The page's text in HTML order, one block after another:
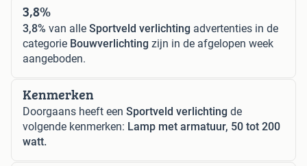
3,8%
3,8% van alle Sportveld verlichting advertenties in de
categorie Bouwverlichting zijn in de afgelopen week
aangeboden.
Kenmerken
Doorgaans heeft een Sportveld verlichting de
volgende kenmerken: Lamp met armatuur, 50 tot 200
watt.